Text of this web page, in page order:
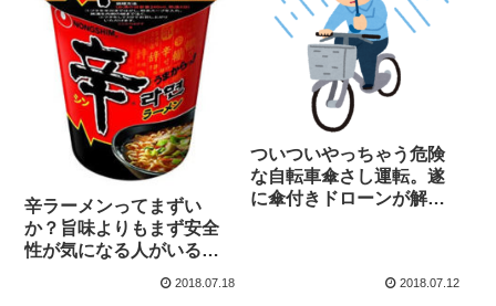
辛ラーメンってまずい
か？旨味よりもまず安全
性が気になる人がいる模
2018.07.18
ついついやっちゃう危険
な自転車傘さし運転。遂
に傘付きドローンが解
2018.07.12